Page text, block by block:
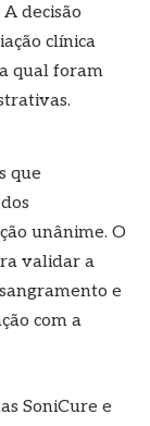
decisão
clínica
qual foram
que
unânime. O
validar a
e
com a
SoniCure e